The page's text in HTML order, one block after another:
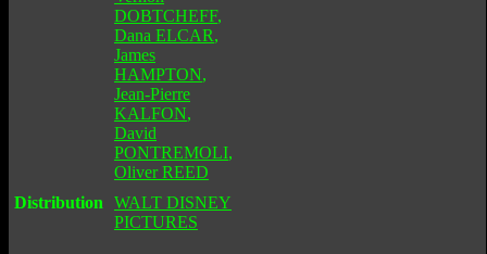
DOBTCHEFF,
Dana ELCAR,
James
HAMPTON,
Jean-Pierre
KALFON,
David
PONTREMOLI,
Oliver REED
Distribution
WALT DISNEY
PICTURES